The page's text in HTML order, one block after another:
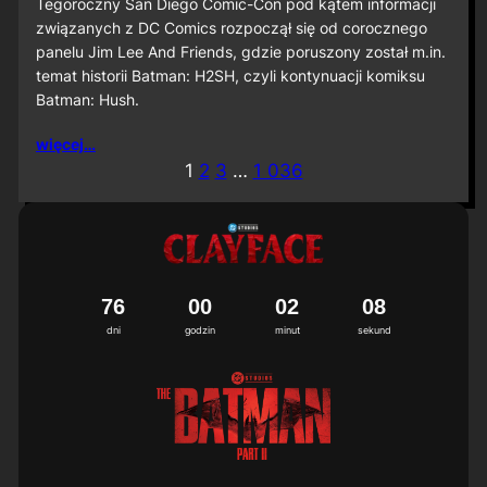
D
C
2
o
w
a
Tegoroczny San Diego Comic-Con pod kątem informacji
związanych z DC Comics rozpoczął się od corocznego
panelu Jim Lee And Friends, gdzie poruszony został m.in.
temat historii Batman: H2SH, czyli kontynuacji komiksu
Batman: Hush.
więcej…
1 2 3 … 1 036
dni
76
godzin
00
minut
02
sekund
05
6